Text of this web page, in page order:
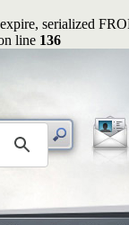
serialized
line 136